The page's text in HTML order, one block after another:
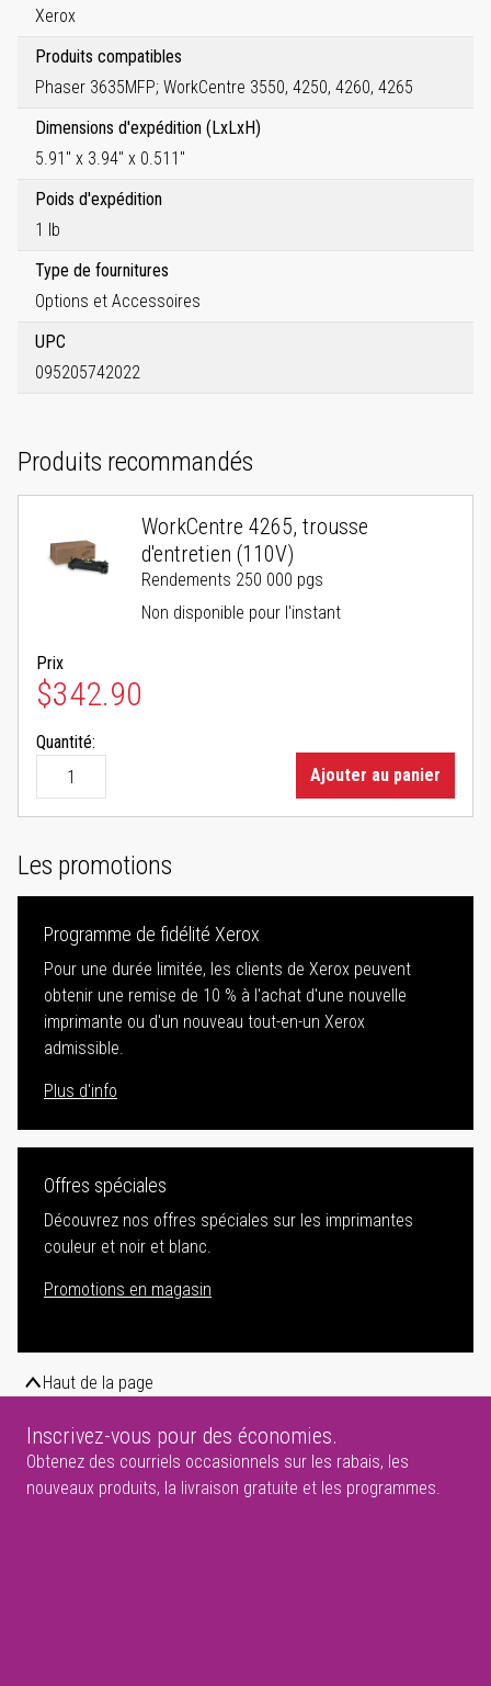
Xerox
Produits compatibles
Phaser 3635MFP; WorkCentre 3550, 4250, 4260, 4265
Dimensions d'expédition (LxLxH)
5.91" x 3.94" x 0.511"
Poids d'expédition
1 lb
Type de fournitures
Options et Accessoires
UPC
095205742022
Produits recommandés
WorkCentre 4265, trousse
d'entretien (110V)
Rendements 250 000 pgs
Non disponible pour l'instant
Prix
$342.90
Quantité:
Ajouter au panier
Les promotions
Programme de fidélité Xerox
Pour une durée limitée, les clients de Xerox peuvent
obtenir une remise de 10 % à l'achat d'une nouvelle
imprimante ou d'un nouveau tout-en-un Xerox
admissible.
Plus d'info
Offres spéciales
Découvrez nos offres spéciales sur les imprimantes
couleur et noir et blanc.
Promotions en magasin
Haut de la page
Inscrivez-vous pour des économies.
Obtenez des courriels occasionnels sur les rabais, les
nouveaux produits, la livraison gratuite et les programmes.